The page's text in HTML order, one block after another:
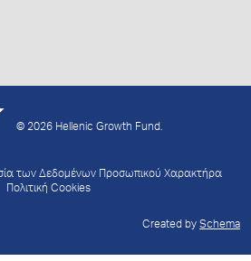
© 2026 Hellenic Growth Fund.
των Δεδομένων Προσωπικού Χαρακτήρα
Πολιτική Cookies
Created by Schema